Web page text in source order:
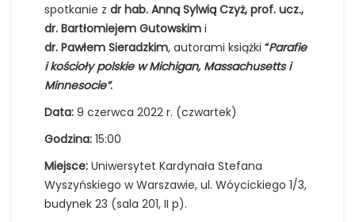
spotkanie z dr hab. Anną Sylwią Czyż, prof. ucz.,
dr. Bartłomiejem Gutowskim i
dr. Pawłem Sieradzkim, autorami książki “Parafie
i kościoły polskie w Michigan, Massachusetts i
Minnesocie”.
Data: 9 czerwca 2022 r. (czwartek)
Godzina: 15:00
Miejsce: Uniwersytet Kardynała Stefana
Wyszyńskiego w Warszawie, ul. Wóycickiego 1/3,
budynek 23 (sala 201, II p).